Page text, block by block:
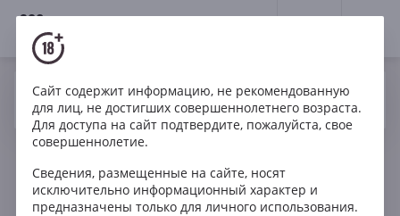
18+
Ваш город Москва ? Да
Вино Белое Сухое
Италия
Terre di Giotto Gattaia Bianco IGT
Сайт содержит информацию, не рекомендованную
для лиц, не достигших совершеннолетнего возраста.
Для доступа на сайт подтвердите, пожалуйста, свое
совершеннолетие.
Сведения, размещенные на сайте, носят
исключительно информационный характер и
предназначены только для личного использования.